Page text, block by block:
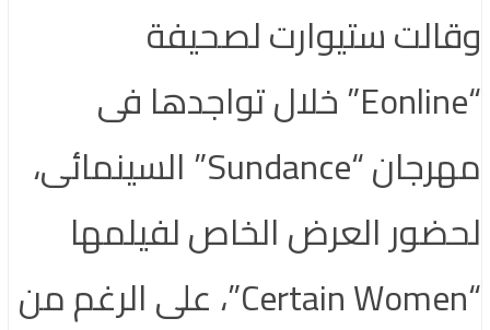
وقالت ستيوارت لصحيفة
“Eonline” خلال تواجدها فى
مهرجان “Sundance” السينمائى،
لحضور العرض الخاص لفيلمها
“Certain Women”، على الرغم من